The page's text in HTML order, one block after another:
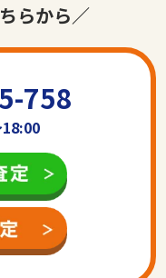
らから／
758